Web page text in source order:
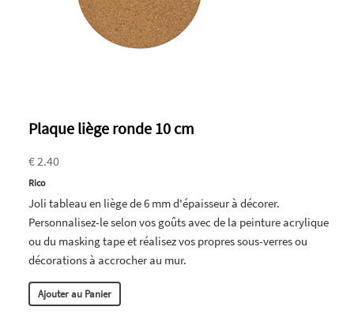
Plaque liège ronde 10 cm
€ 2.40
Rico
Joli tableau en liège de 6 mm d'épaisseur à décorer.
Personnalisez-le selon vos goûts avec de la peinture acrylique
ou du masking tape et réalisez vos propres sous-verres ou
décorations à accrocher au mur.
Ajouter au Panier